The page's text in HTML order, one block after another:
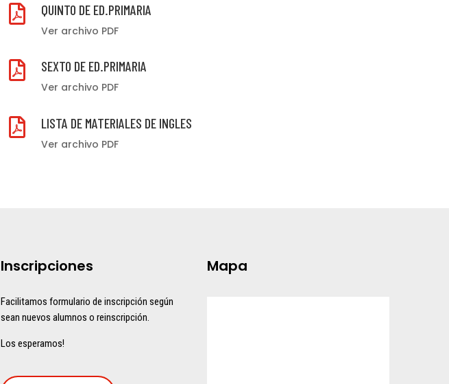
 QUINTO DE ED.PRIMARIA
Ver archivo PDF
 SEXTO DE ED.PRIMARIA
Ver archivo PDF
 LISTA DE MATERIALES DE INGLES
Ver archivo PDF
Inscripciones
Facilitamos formulario de inscripción según
sean nuevos alumnos o reinscripción.
Los esperamos!
Mapa